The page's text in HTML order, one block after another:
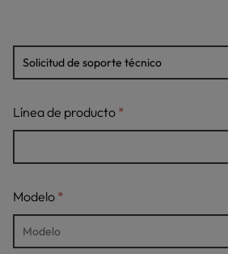
Línea de producto
Modelo